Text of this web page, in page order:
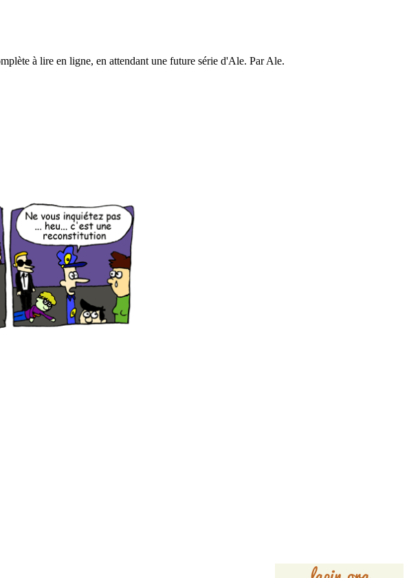
à lire en ligne, en attendant une future série d'Ale. Par Ale.